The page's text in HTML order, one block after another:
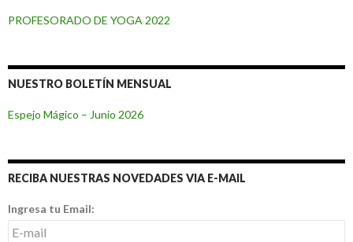
PROFESORADO DE YOGA 2022
NUESTRO BOLETÍN MENSUAL
Espejo Mágico – Junio 2026
RECIBA NUESTRAS NOVEDADES VIA E-MAIL
Ingresa tu Email: